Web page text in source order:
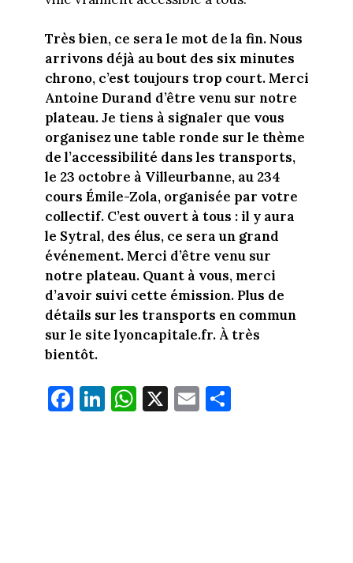
Très bien, ce sera le mot de la fin. Nous
arrivons déjà au bout des six minutes
chrono, c’est toujours trop court. Merci
Antoine Durand d’être venu sur notre
plateau. Je tiens à signaler que vous
organisez une table ronde sur le thème
de l’accessibilité dans les transports,
le 23 octobre à Villeurbanne, au 234
cours Émile-Zola, organisée par votre
collectif. C’est ouvert à tous : il y aura
le Sytral, des élus, ce sera un grand
événement. Merci d’être venu sur
notre plateau. Quant à vous, merci
d’avoir suivi cette émission. Plus de
détails sur les transports en commun
sur le site lyoncapitale.fr. À très
bientôt.
Fa
ce
Li
nk
W
ha
X E
m
Pa
rt